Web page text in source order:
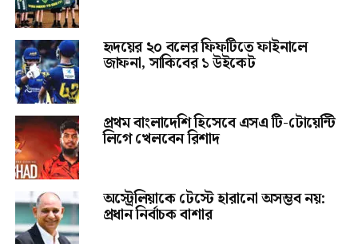
হৃদয়ের ২০ বলের ফিফটিতে ফাইনালে
জাফনা, সাকিবের ১ উইকেট
প্রথম বাংলাদেশি হিসেবে এসএ টি-টোয়েন্টি
লিগে খেলবেন রিশাদ
অস্ট্রেলিয়াকে টেস্টে হারানো অসম্ভব নয়:
প্রধান নির্বাচক বাশার